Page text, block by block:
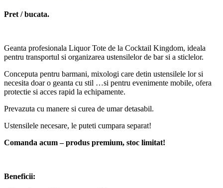
Pret / bucata.
Geanta profesionala Liquor Tote de la Cocktail Kingdom, ideala
pentru transportul si organizarea ustensilelor de bar si a sticlelor.
Conceputa pentru barmani, mixologi care detin ustensilele lor si
necesita doar o geanta cu stil …si pentru evenimente mobile, ofera
protectie si acces rapid la echipamente.
Prevazuta cu manere si curea de umar detasabil.
Ustensilele necesare, le puteti cumpara separat!
Comanda acum – produs premium, stoc limitat!
Beneficii: